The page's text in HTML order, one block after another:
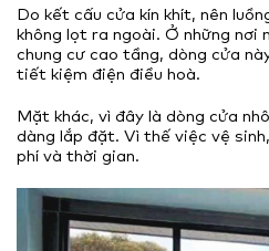
Do kết cấu cửa kín khít, nên
không lọt ra ngoài. Ở những nơi
chung cư cao tầng, dòng cửa
tiết kiệm điện điều hoà.
Mặt khác, vì đây là dòng cửa
dàng lắp đặt. Vì thế việc vệ
phí và thời gian.